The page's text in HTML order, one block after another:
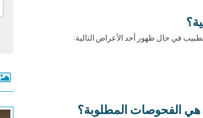
في حال ظهور أحد الأعراض التالية:
الفحوصات المطلوبة؟